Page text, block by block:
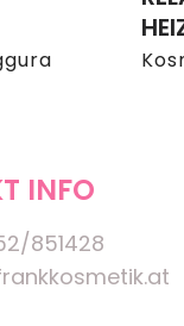
INFO
851428